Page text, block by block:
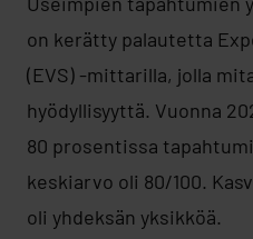
on kerätty palautetta
(EVS) -mittarilla, jolla
hyödyllisyyttä. Vuonna
80 prosentissa
keskiarvo oli 80/100.
oli yhdeksän yksikköä.